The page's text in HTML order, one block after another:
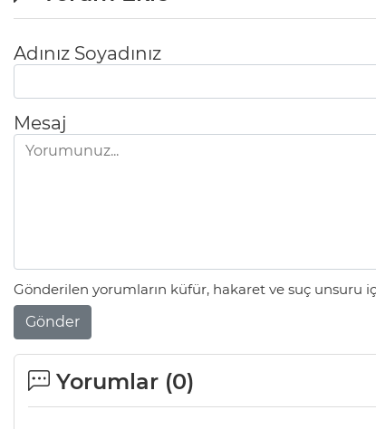
Adınız Soyadınız
Mesaj
Gönderilen yorumların küfür, hakaret ve suç unsuru
Gönder
Yorumlar (0)